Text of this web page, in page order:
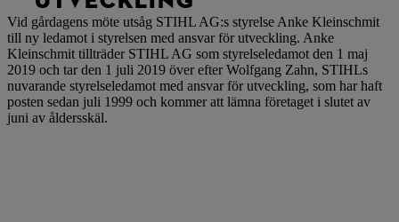
Vid gårdagens möte utsåg STIHL AG:s styrelse Anke Kleinschmit
till ny ledamot i styrelsen med ansvar för utveckling. Anke
Kleinschmit tillträder STIHL AG som styrelseledamot den 1 maj
2019 och tar den 1 juli 2019 över efter Wolfgang Zahn, STIHLs
nuvarande styrelseledamot med ansvar för utveckling, som har haft
posten sedan juli 1999 och kommer att lämna företaget i slutet av
juni av åldersskäl.